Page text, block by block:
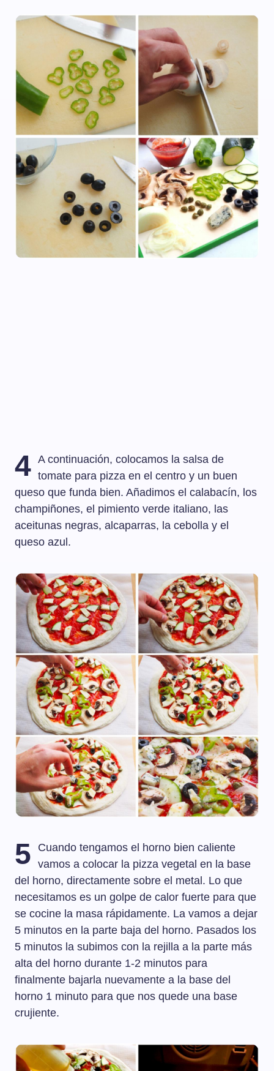
4 A continuación, colocamos la salsa de
tomate para pizza en el centro y un buen
queso que funda bien. Añadimos el calabacín, los
champiñones, el pimiento verde italiano, las
aceitunas negras, alcaparras, la cebolla y el
queso azul.
5
Cuando tengamos el horno bien caliente
vamos a colocar la pizza vegetal en la base
del horno, directamente sobre el metal. Lo que
necesitamos es un golpe de calor fuerte para que
se cocine la masa rápidamente. La vamos a dejar
5 minutos en la parte baja del horno. Pasados los
5 minutos la subimos con la rejilla a la parte más
alta del horno durante 1-2 minutos para
finalmente bajarla nuevamente a la base del
horno 1 minuto para que nos quede una base
crujiente.